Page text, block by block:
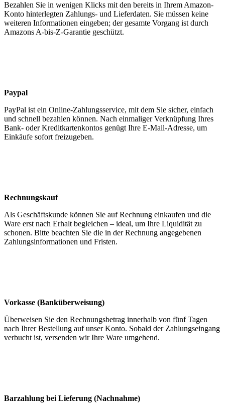
Bezahlen Sie in wenigen Klicks mit den bereits in Ihrem Amazon-
Konto hinterlegten Zahlungs- und Lieferdaten. Sie müssen keine
weiteren Informationen eingeben; der gesamte Vorgang ist durch
Amazons A-bis-Z-Garantie geschützt.
Paypal
PayPal ist ein Online-Zahlungs­service, mit dem Sie sicher, einfach
und schnell bezahlen können. Nach einmaliger Verknüpfung Ihres
Bank- oder Kredit­karten­kontos genügt Ihre E-Mail-Adresse, um
Einkäufe sofort freizugeben.
Rechnungskauf
Als Geschäfts­kunde können Sie auf Rechnung einkaufen und die
Ware erst nach Erhalt begleichen – ideal, um Ihre Liquidität zu
schonen. Bitte beachten Sie die in der Rechnung angegebenen
Zahlungs­informationen und Fristen.
Vorkasse (Bank­überweisung)
Überweisen Sie den Rechnungs­betrag innerhalb von fünf Tagen
nach Ihrer Bestellung auf unser Konto. Sobald der Zahlungseingang
verbucht ist, versenden wir Ihre Ware umgehend.
Barzahlung bei Lieferung (Nachnahme)